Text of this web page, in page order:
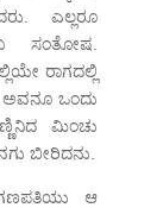
ಎಲ್ಲರೂ
ಸಂತೋಷ.
ರಾಗದಲ್ಲಿ
ಒಂದು
ಮಿಂಚು
ಬೀರಿದನು.
ಗಣಪತಿಯು ಆ